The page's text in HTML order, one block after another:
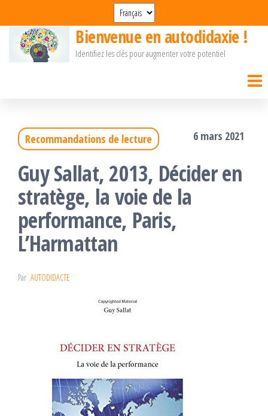
contenu
Choisir
une
langue
Bienvenue en autodidaxie !
Identifiez les clés pour augmenter votre potentiel
Recommandations de lecture 6 mars 2021
Guy Sallat, 2013, Décider en
stratège, la voie de la
performance, Paris,
L’Harmattan
Par AUTODIDACTE